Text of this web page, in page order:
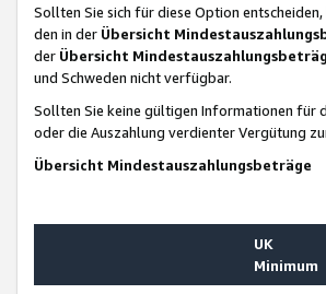
Sollten Sie sich für diese Option
den in der Übersicht
der Übersicht
und Schweden nicht verfügbar.
Sollten Sie keine gültigen Informationen für
oder die Auszahlung verdienter Vergütung
Übersicht Mindestauszahlungsbeträge
UK
Minimum